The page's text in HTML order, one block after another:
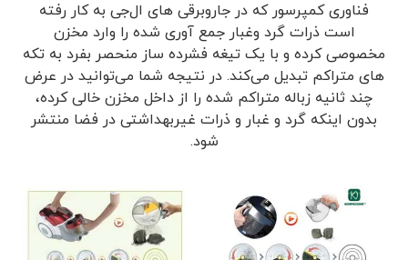
فناوری کمپرسور که در جاروبرقی های ال‌جی به کار رفته
است ذرات گرد وغبار جمع آوری شده را وارد مخزن
مخصوصی کرده و با یک تیغه فشرده ساز منحصر بفرد به تکه
های متراکم تبدیل می‌کند. در نتیجه شما می‌توانید در عرض
چند ثانیه زباله متراکم شده را از داخل مخزن خالی کرده،
بدون اینکه گرد و غبار و ذرات غیربهداشتی در فضا منتشر
شود.